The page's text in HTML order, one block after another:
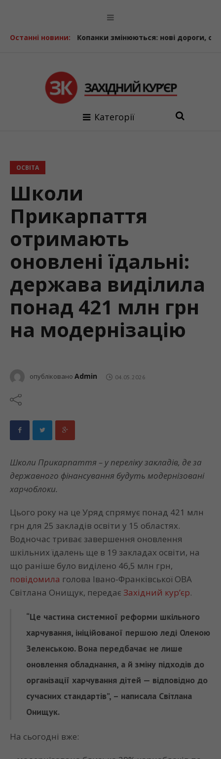
Останні новини:
Копанки змінюються: нові дороги, сучасна
Категорії
ОСВІТА
Школи
Прикарпаття
отримають
оновлені їдальні:
держава виділила
понад 421 млн грн
на модернізацію
опубліковано Admin 04.05.2026
Школи Прикарпаття – у переліку закладів, де за
державного фінансування будуть модернізовані
харчоблоки.
Цього року на це Уряд спрямує понад 421 млн
грн для 25 закладів освіти у 15 областях.
Водночас триває завершення оновлення
шкільних їдалень ще в 19 закладах освіти, на
що раніше було виділено 46,5 млн грн,
повідомила голова Івано-Франківської ОВА
Світлана Онищук, передає Західний кур’єр.
“Це частина системної реформи шкільного
харчування, ініційованої першою леді Оленою
Зеленською. Вона передбачає не лише
оновлення обладнання, а й зміну підходів до
організації харчування дітей — відповідно до
сучасних стандартів”, – написала Світлана
Онищук.
На сьогодні вже: